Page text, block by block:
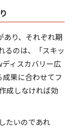
あり、それぞれ期
るのは、「スキッ
ィスカバリー広
果に合わせてフ
成しなければ効
たいのであれ